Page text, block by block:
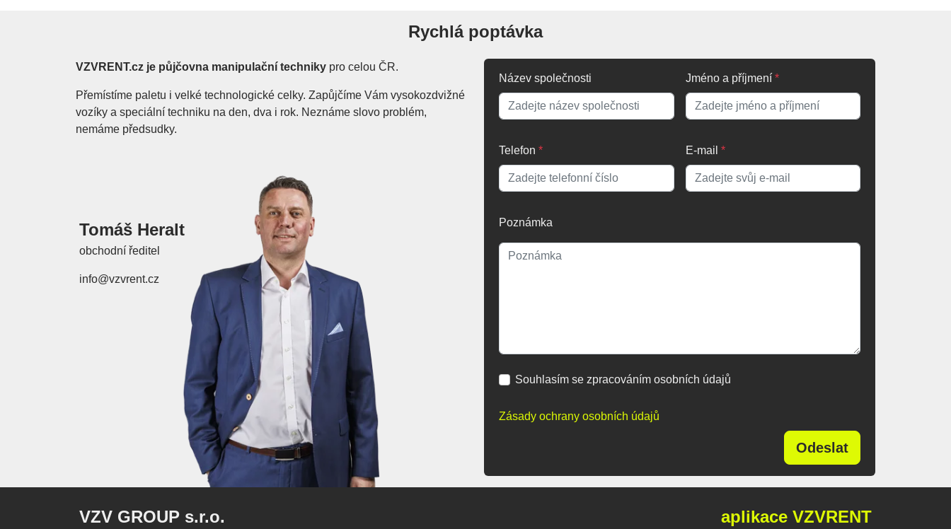
Rychlá poptávka
VZVRENT.cz je půjčovna manipulační techniky pro celou ČR.
Přemístíme paletu i velké technologické celky. Zapůjčíme Vám vysokozdvižné
vozíky a speciální techniku na den, dva i rok. Neznáme slovo problém,
nemáme předsudky.
Tomáš Heralt
obchodní ředitel
info@vzvrent.cz
Název společnosti Jméno a příjmení *
Telefon * E-mail *
Poznámka
Souhlasím se zpracováním osobních údajů
Zásady ochrany osobních údajů
Odeslat
VZV GROUP s.r.o. aplikace VZVRENT